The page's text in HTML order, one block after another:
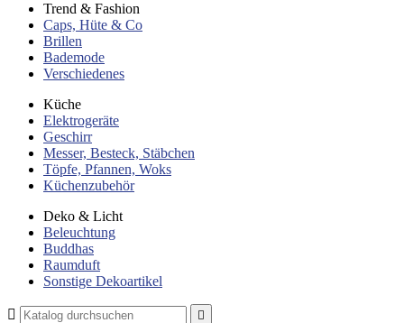
Trend & Fashion
Caps, Hüte & Co
Brillen
Bademode
Verschiedenes
Küche
Elektrogeräte
Geschirr
Messer, Besteck, Stäbchen
Töpfe, Pfannen, Woks
Küchenzubehör
Deko & Licht
Beleuchtung
Buddhas
Raumduft
Sonstige Dekoartikel
 